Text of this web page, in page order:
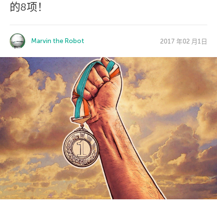
的8项！
Marvin the Robot 2017 年02 月1日